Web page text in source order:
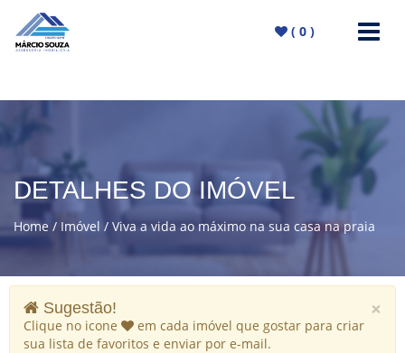
( 0 )
DETALHES DO IMÓVEL
Home Imóvel Viva a vida ao máximo na sua casa na praia
×
Sugestão!
Clique no icone
em cada imóvel que gostar para criar
sua lista de favoritos e enviar por e-mail.